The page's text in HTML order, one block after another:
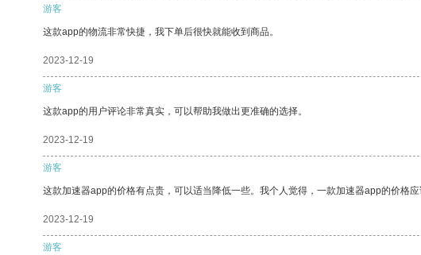
游客
这款app的物流非常快捷，我下单后很快就能收到商品。
2023-12-19
游客
这款app的用户评论非常真实，可以帮助我做出更准确的选择。
2023-12-19
游客
这款加速器app的价格有点贵，可以适当降低一些。我个人觉得，一款加速器app的价格应
2023-12-19
游客